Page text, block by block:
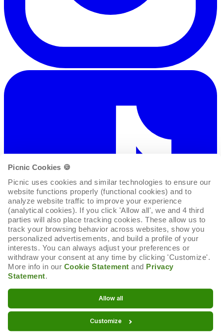
Picnic Cookies 🍪
Picnic uses cookies and similar technologies to ensure our
website functions properly (functional cookies) and to
analyze website traffic to improve your experience
(analytical cookies). If you click 'Allow all', we and 4 third
parties will also place tracking cookies. These allow us to
track your browsing behavior across websites, show you
personalized advertisements, and build a profile of your
interests. You can always adjust your preferences or
withdraw your consent at any time by clicking 'Customize'.
More info in our Cookie Statement and Privacy
Statement.
Allow all
Customize